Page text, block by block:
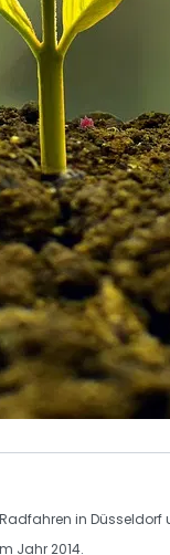
in Düsseldorf
Jahr 2014.